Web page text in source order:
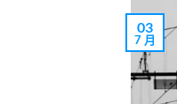
03
7 月